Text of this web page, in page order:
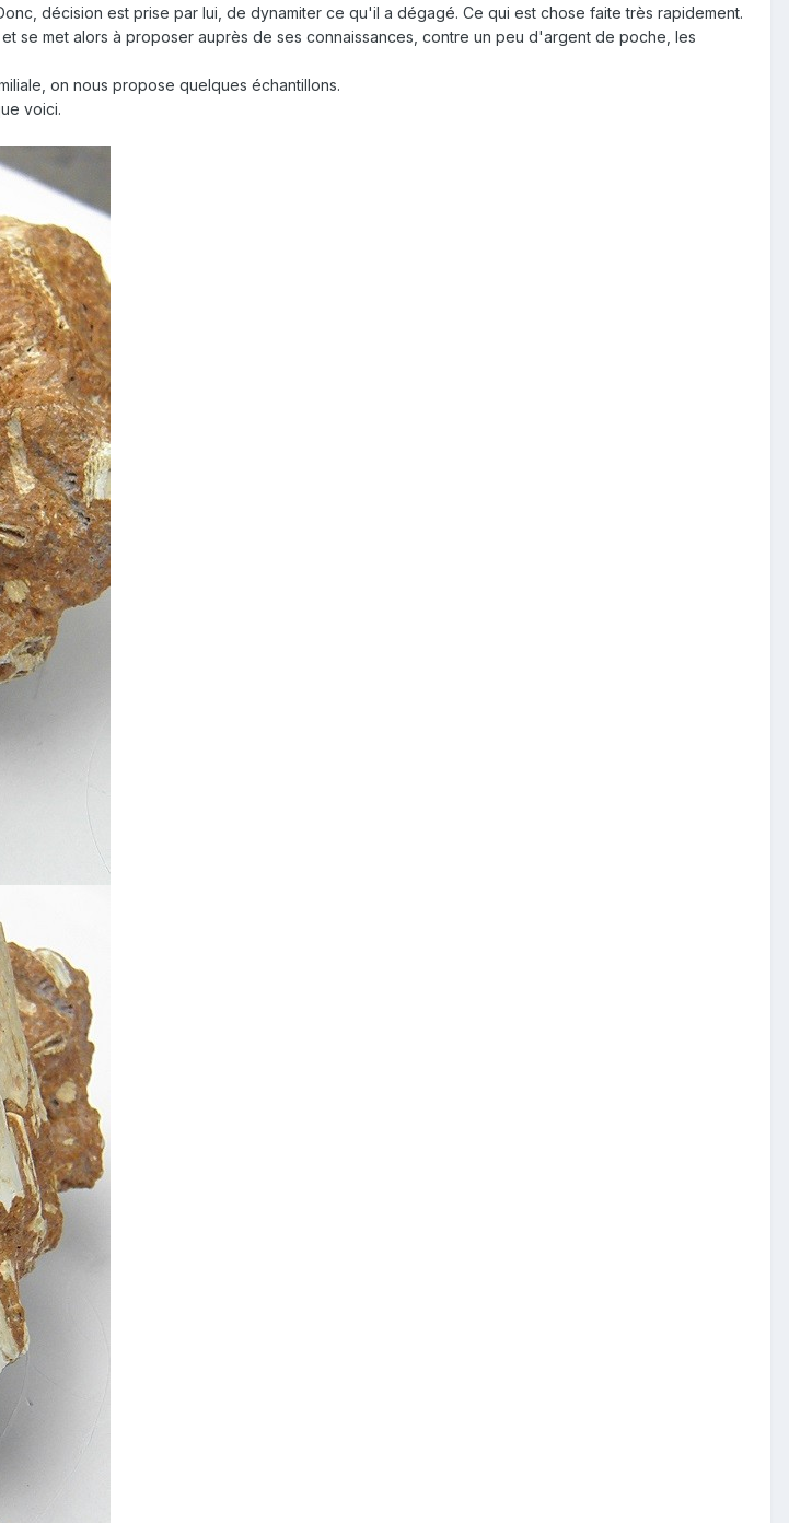
décision est prise par lui, de dynamiter ce qu'il a dégagé. Ce qui est chose faite très rapidement.
se met alors à proposer auprès de ses connaissances, contre un peu d'argent de poche, les
on nous propose quelques échantillons.
voici.